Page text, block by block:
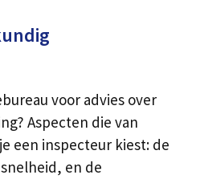
voor advies over
Aspecten die van
een inspecteur kiest: de
en de